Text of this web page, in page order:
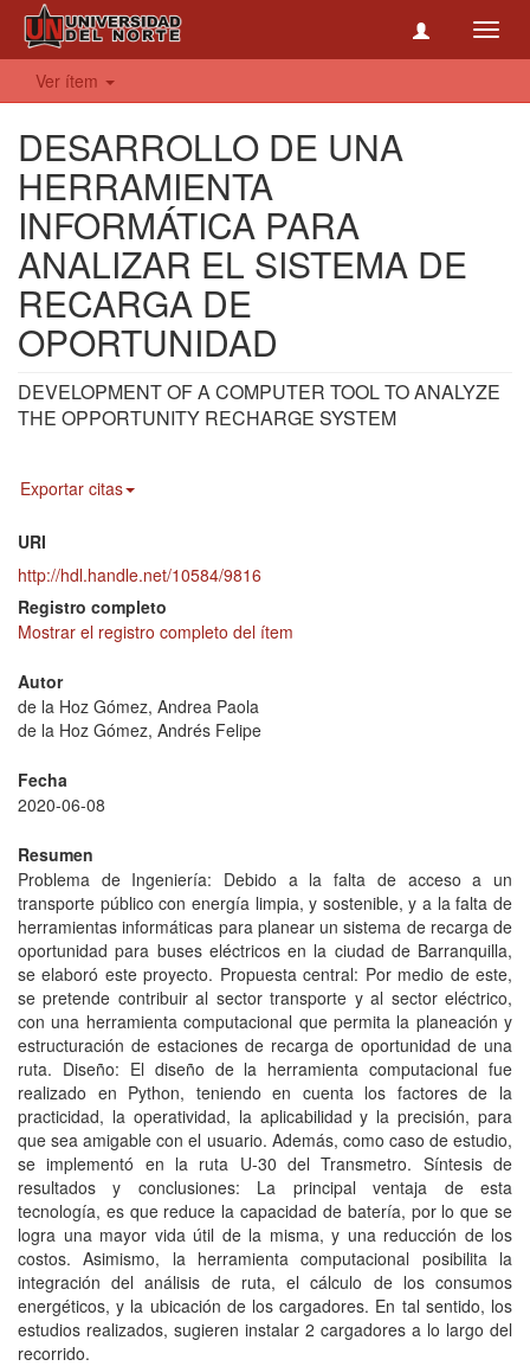
Ver ítem
DESARROLLO DE UNA
HERRAMIENTA
INFORMÁTICA PARA
ANALIZAR EL SISTEMA DE
RECARGA DE
OPORTUNIDAD
DEVELOPMENT OF A COMPUTER TOOL TO ANALYZE
THE OPPORTUNITY RECHARGE SYSTEM
Exportar citas
URI
http://hdl.handle.net/10584/9816
Registro completo
Mostrar el registro completo del ítem
Autor
de la Hoz Gómez, Andrea Paola
de la Hoz Gómez, Andrés Felipe
Fecha
2020-06-08
Resumen
Problema de Ingeniería: Debido a la falta de acceso a un
transporte público con energía limpia, y sostenible, y a la falta de
herramientas informáticas para planear un sistema de recarga de
oportunidad para buses eléctricos en la ciudad de Barranquilla,
se elaboró este proyecto. Propuesta central: Por medio de este,
se pretende contribuir al sector transporte y al sector eléctrico,
con una herramienta computacional que permita la planeación y
estructuración de estaciones de recarga de oportunidad de una
ruta. Diseño: El diseño de la herramienta computacional fue
realizado en Python, teniendo en cuenta los factores de la
practicidad, la operatividad, la aplicabilidad y la precisión, para
que sea amigable con el usuario. Además, como caso de estudio,
se implementó en la ruta U-30 del Transmetro. Síntesis de
resultados y conclusiones: La principal ventaja de esta
tecnología, es que reduce la capacidad de batería, por lo que se
logra una mayor vida útil de la misma, y una reducción de los
costos. Asimismo, la herramienta computacional posibilita la
integración del análisis de ruta, el cálculo de los consumos
energéticos, y la ubicación de los cargadores. En tal sentido, los
estudios realizados, sugieren instalar 2 cargadores a lo largo del
recorrido.